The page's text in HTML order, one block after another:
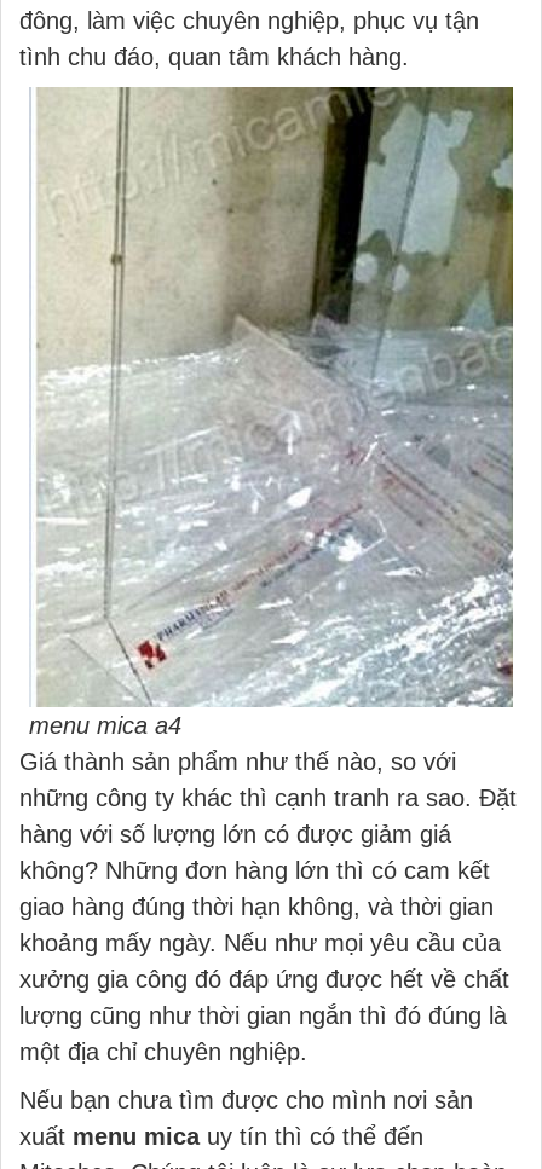
đông, làm việc chuyên nghiệp, phục vụ tận
tình chu đáo, quan tâm khách hàng.
menu mica a4
Giá thành sản phẩm như thế nào, so với
những công ty khác thì cạnh tranh ra sao. Đặt
hàng với số lượng lớn có được giảm giá
không? Những đơn hàng lớn thì có cam kết
giao hàng đúng thời hạn không, và thời gian
khoảng mấy ngày. Nếu như mọi yêu cầu của
xưởng gia công đó đáp ứng được hết về chất
lượng cũng như thời gian ngắn thì đó đúng là
một địa chỉ chuyên nghiệp.
Nếu bạn chưa tìm được cho mình nơi sản
xuất menu mica uy tín thì có thể đến